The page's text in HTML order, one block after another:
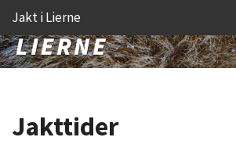
Jakt i Lierne
Nyheter
Fangst
innholdet
Forstørre
Jakttider